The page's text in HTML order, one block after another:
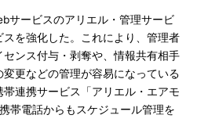
サービスのアリエル・管理サービ
を強化した。これにより、管理者
ンス付与・剥奪や、情報共有相手
更などの管理が容易になっている
連携サービス「アリエル・エアモ
帯電話からもスケジュール管理を